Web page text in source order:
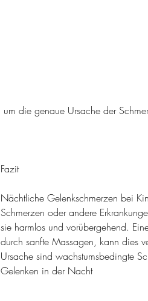
um die genaue Ursache der
Fazit
Nächtliche Gelenkschmerzen bei
Schmerzen oder andere
sie harmlos und vorübergehend.
durch sanfte Massagen, kann dies
Ursache sind wachstumsbedingte
Gelenken in der Nacht